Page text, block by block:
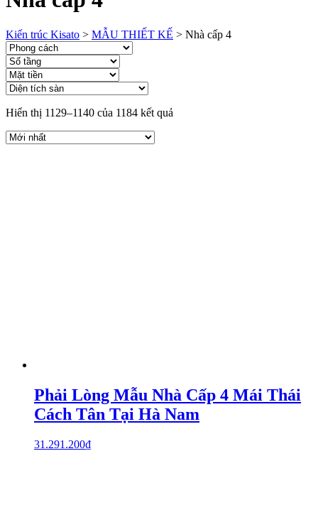
Kiến trúc Kisato > MẪU THIẾT KẾ > Nhà cấp 4
Hiển thị 1129–1140 của 1184 kết quả
Phải Lòng Mẫu Nhà Cấp 4 Mái Thái
Cách Tân Tại Hà Nam
31.291.200₫